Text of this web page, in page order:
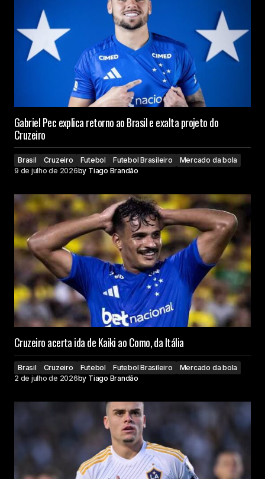
Gabriel Pec explica retorno ao Brasil e exalta projeto do
Cruzeiro
Brasil Cruzeiro Futebol Futebol Brasileiro
Mercado da bola
9 de julho de 2026by Tiago Brandão
Cruzeiro acerta ida de Kaiki ao Como, da Itália
Brasil Cruzeiro Futebol Futebol Brasileiro
Mercado da bola
2 de julho de 2026by Tiago Brandão